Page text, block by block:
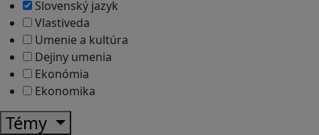
Slovenský jazyk
Vlastiveda
Umenie a kultúra
Dejiny umenia
Ekonómia
Ekonomika
Témy